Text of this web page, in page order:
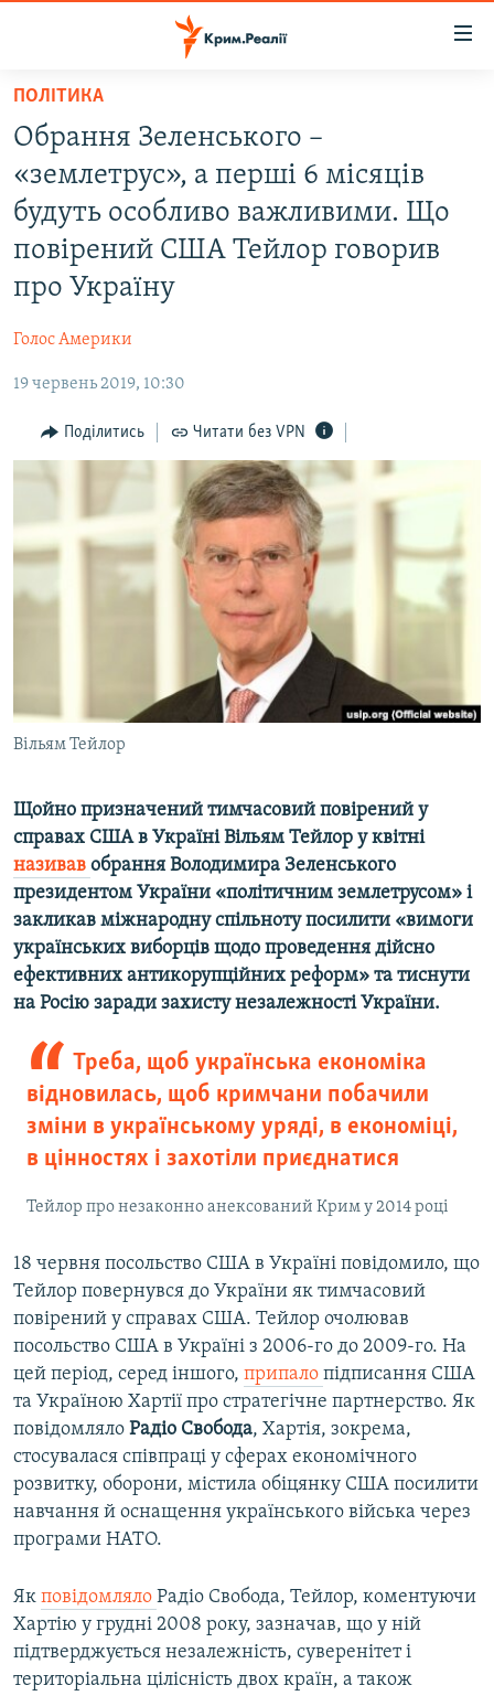
Перейти
основного
матеріалу
Перейти
до
основної
навігації
Перейти
до
НОВИНИ
ВОДА.КРИМ
ВІДЕО ТА ФОТО
ПОЛІТИКА
БЛОГИ
ІНТЕРВ'Ю
ВСЕ ЗА ДЕНЬ
СПЕЦПРОЕКТИ
ДЕПОРТАЦІЯ
ВІДЕОУРОКИ «ELIFBE»
СВІДЧЕННЯ ОКУПАЦІЇ
УКРАЇНСЬКА ПРОБЛЕМА КРИМУ
ЯК ОБІЙТИ БЛОКУВАННЯ
Русский
Qırımtatar
Усі сайти RFE/RL
ПОЛІТИКА
Обрання Зеленського –
«землетрус», а перші 6 місяців
будуть особливо важливими. Що
повірений США Тейлор говорив
про Україну
Голос Америки
19 червень 2019, 10:30
Поділитись Читати без VPN
Вільям Тейлор
Щойно призначений тимчасовий повірений у
справах США в Україні Вільям Тейлор у квітні
називав обрання Володимира Зеленського
президентом України «політичним землетрусом» і
закликав міжнародну спільноту посилити «вимоги
українських виборців щодо проведення дійсно
ефективних антикорупційних реформ» та тиснути
на Росію заради захисту незалежності України.
Треба, щоб українська економіка
відновилась, щоб кримчани побачили
зміни в українському уряді, в економіці,
в цінностях і захотіли приєднатися
Тейлор про незаконно анексований Крим у 2014 році
18 червня посольство США в Україні повідомило, що
Тейлор повернувся до України як тимчасовий
повірений у справах США. Тейлор очолював
посольство США в Україні з 2006-го до 2009-го. На
цей період, серед іншого, припало підписання США
та Україною Хартії про стратегічне партнерство. Як
повідомляло Радіо Свобода, Хартія, зокрема,
стосувалася співпраці у сферах економічного
розвитку, оборони, містила обіцянку США посилити
навчання й оснащення українського війська через
програми НАТО.
Як повідомляло Радіо Свобода, Тейлор, коментуючи
Хартію у грудні 2008 року, зазначав, що у ній
підтверджується незалежність, суверенітет і
територіальна цілісність двох країн, а також